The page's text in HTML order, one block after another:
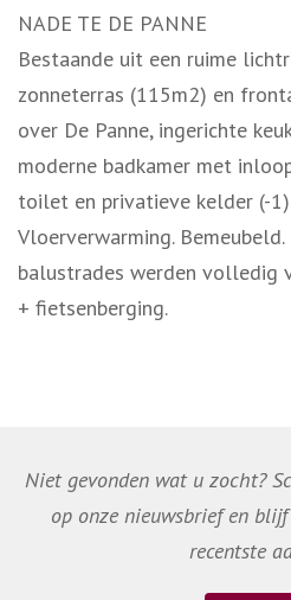
NADE TE DE PANNE
Bestaande uit een ruime
zonneterras (115m2) en
over De Panne, ingerichte
moderne badkamer met
toilet en privatieve kelder (-
Vloerverwarming.
balustrades werden volledig
+ fietsenberging.
Niet gevonden wat u zocht?
op onze nieuwsbrief en
recentste